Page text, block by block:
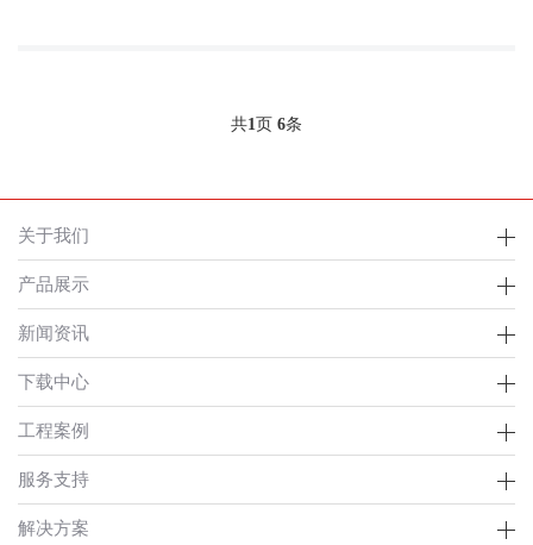
共1页 6条
关于我们
产品展示
新闻资讯
下载中心
工程案例
服务支持
解决方案